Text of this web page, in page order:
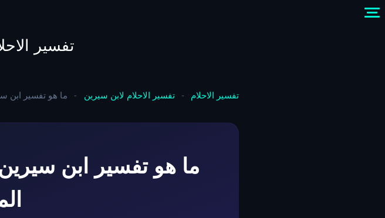
تفسير
تفسير الاحلام - تفسير الاحلام لابن سيرين - ما هو تفسير ابن
ما هو تفسير ابن